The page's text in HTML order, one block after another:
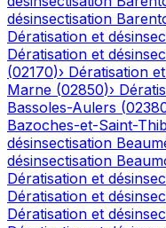
désinsectisation
Dératisation et
Dératisation et
(02170)› Dératisation
Marne (02850)›
Bassoles-Aulers (
Bazoches-et-Saint-
désinsectisation
désinsectisation
Dératisation et
Dératisation et
Dératisation et